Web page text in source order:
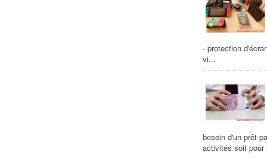
- protection
vi...
besoin d'un prêt
activités soit pour